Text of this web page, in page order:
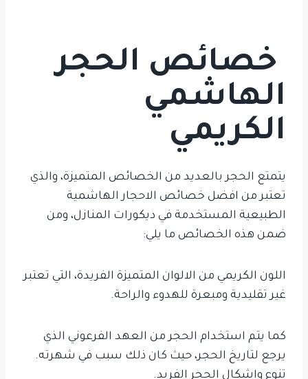
خصائص الحجر
الهاشمي
الكريمي
يتمتع الحجر بالعديد من الخصائص المتميزة، والذي
تعتبر من افضل خصائص الاحجار الهاشمية
الطبيعية المستخدمة في ديكورات المنازل، ومن
ضمن هذه الخصائص ما يلي:
اللون الكريمي من الالوان المتميزة الفريدة، التي تعتبر
غير تقليدية ومبعرة للهدوء والراحة.
كما يتم استخدام الحجر من العهد الفرعوني الذي
يرجع لتاريخ الحجر، حيث كان ذلك سبب في شهرته.
تنوع واشكال الحجر الفريد.